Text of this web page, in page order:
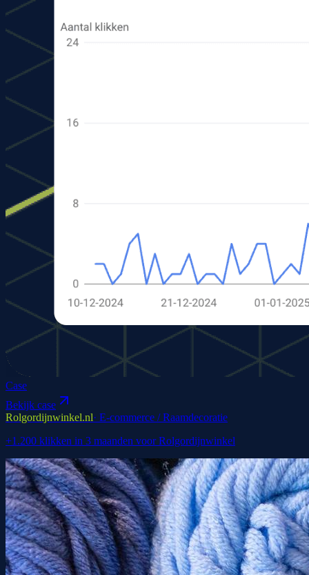
Case
Bekijk case
Rolgordijnwinkel.nl· E-commerce / Raamdecoratie
+1.200 klikken in 3 maanden voor Rolgordijnwinkel